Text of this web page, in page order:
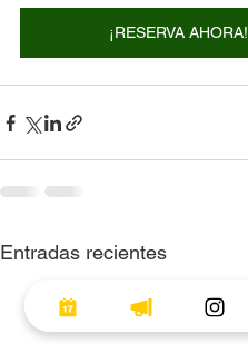
¡RESERVA AHORA!
Entradas recientes